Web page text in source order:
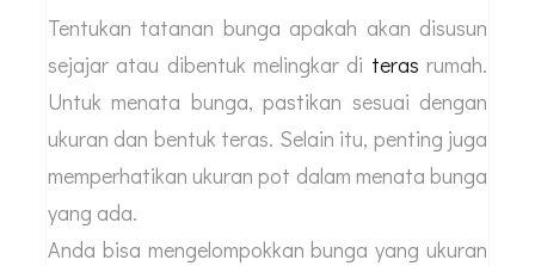
Tentukan tatanan bunga apakah akan disusun
sejajar atau dibentuk melingkar di teras rumah.
Untuk menata bunga, pastikan sesuai dengan
ukuran dan bentuk teras. Selain itu, penting juga
memperhatikan ukuran pot dalam menata bunga
yang ada.
Anda bisa mengelompokkan bunga yang ukuran